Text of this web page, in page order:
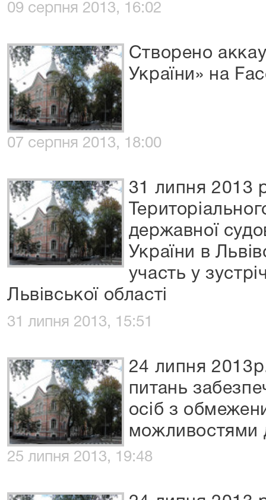
09 серпня 2013, 16:02
Створено
України» на
07 серпня 2013, 18:00
31 липня 2013
державної
України в
участь у
Львівської області
31 липня 2013, 15:51
24 липня
питань
осіб з
можливостями
25 липня 2013, 19:48